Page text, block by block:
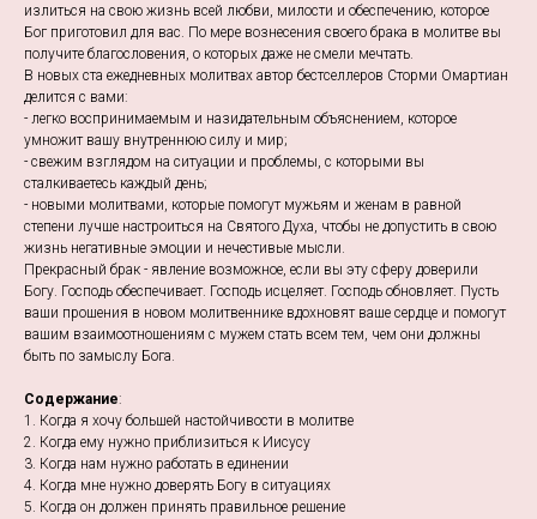
излиться на свою жизнь всей любви, милости и обеспечению, которое
Бог приготовил для вас. По мере вознесения своего брака в молитве вы
получите благословения, о которых даже не смели мечтать.
В новых ста ежедневных молитвах автор бестселлеров Сторми Омартиан
делится с вами:
- легко воспринимаемым и назидательным объяснением, которое
умножит вашу внутреннюю силу и мир;
- свежим взглядом на ситуации и проблемы, с которыми вы
сталкиваетесь каждый день;
- новыми молитвами, которые помогут мужьям и женам в равной
степени лучше настроиться на Святого Духа, чтобы не допустить в свою
жизнь негативные эмоции и нечестивые мысли.
Прекрасный брак - явление возможное, если вы эту сферу доверили
Богу. Господь обеспечивает. Господь исцеляет. Господь обновляет. Пусть
ваши прошения в новом молитвеннике вдохновят ваше сердце и помогут
вашим взаимоотношениям с мужем стать всем тем, чем они должны
быть по замыслу Бога.
Содержание:
1. Когда я хочу большей настойчивости в молитве
2. Когда ему нужно приблизиться к Иисусу
3. Когда нам нужно работать в единении
4. Когда мне нужно доверять Богу в ситуациях
5. Когда он должен принять правильное решение